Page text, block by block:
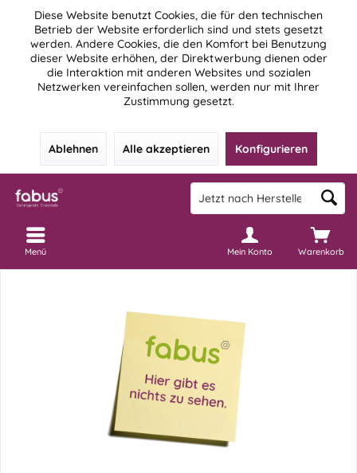
Diese Website benutzt Cookies, die für den technischen
Betrieb der Website erforderlich sind und stets gesetzt
werden. Andere Cookies, die den Komfort bei Benutzung
dieser Website erhöhen, der Direktwerbung dienen oder
die Interaktion mit anderen Websites und sozialen
Netzwerken vereinfachen sollen, werden nur mit Ihrer
Zustimmung gesetzt.
Ablehnen Alle akzeptieren Konfigurieren
Warenkorb
Mein Konto
Menü